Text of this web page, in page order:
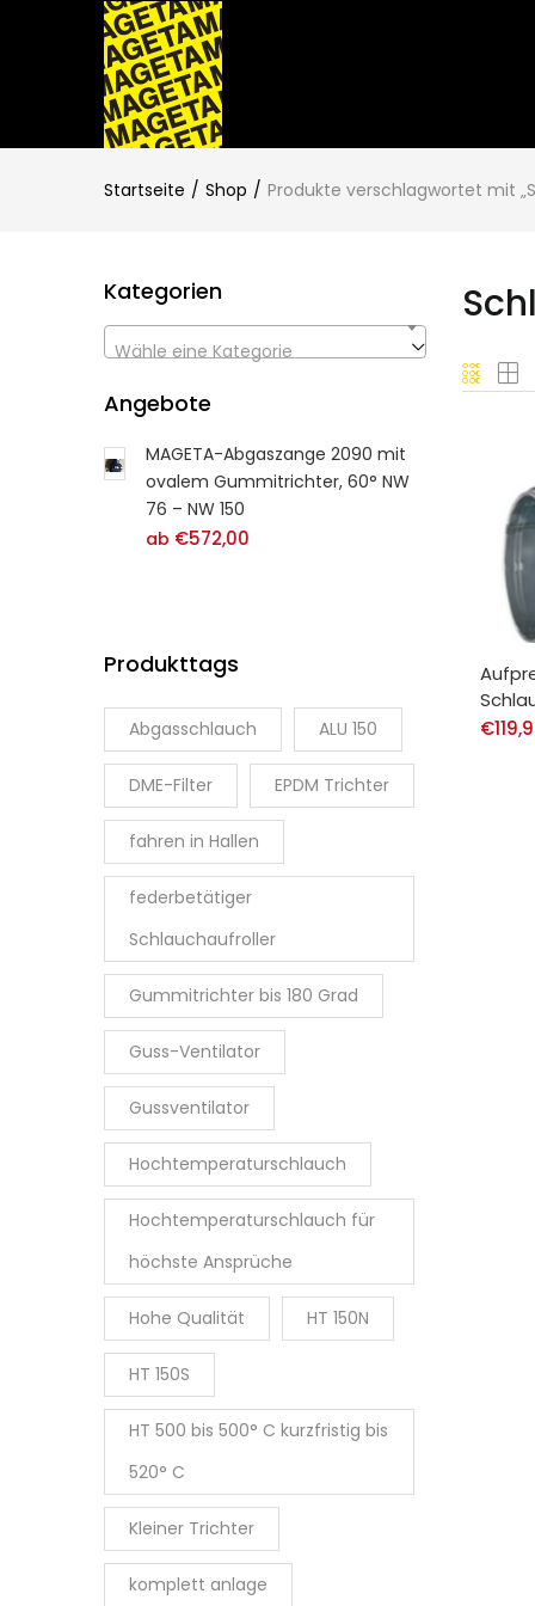
Startseite Shop Produkte verschlagwortet mit
€
Kategorien
Wähle eine Kategorie
Angebote
MAGETA-Abgaszange 2090 mit
ovalem Gummitrichter, 60° NW
76 – NW 150
ab €572,00
Produkttags
Abgasschlauch ALU 150
DME-Filter EPDM Trichter
fahren in Hallen
federbetätiger
Schlauchaufroller
Gummitrichter bis 180 Grad
Guss-Ventilator
Gussventilator
Hochtemperaturschlauch
Hochtemperaturschlauch für
höchste Ansprüche
Hohe Qualität HT 150N
HT 150S
HT 500 bis 500° C kurzfristig bis
520° C
Kleiner Trichter
komplett anlage